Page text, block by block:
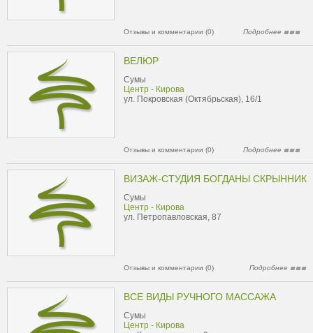
Отзывы и комментарии (0) Подробнее
ВЕЛЮР
Сумы
Центр - Кирова
ул. Покровская (Октябрьская), 16/1
Отзывы и комментарии (0) Подробнее
ВИЗАЖ-СТУДИЯ БОГДАНЫ СКРЫННИК
Сумы
Центр - Кирова
ул. Петропавловская, 87
Отзывы и комментарии (0) Подробнее
ВСЕ ВИДЫ РУЧНОГО МАССАЖА
Сумы
Центр - Кирова